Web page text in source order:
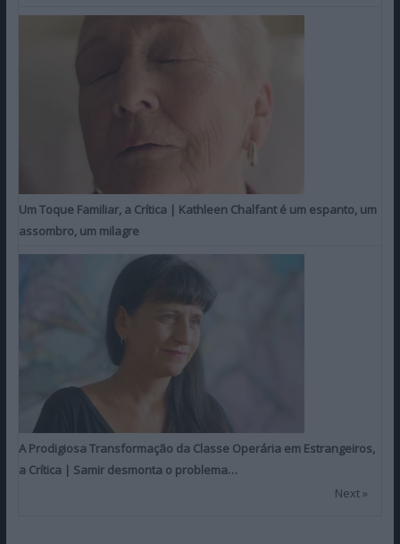
Um Toque Familiar, a Crítica | Kathleen Chalfant é um espanto, um
assombro, um milagre
A Prodigiosa Transformação da Classe Operária em Estrangeiros,
a Crítica | Samir desmonta o problema…
Next »